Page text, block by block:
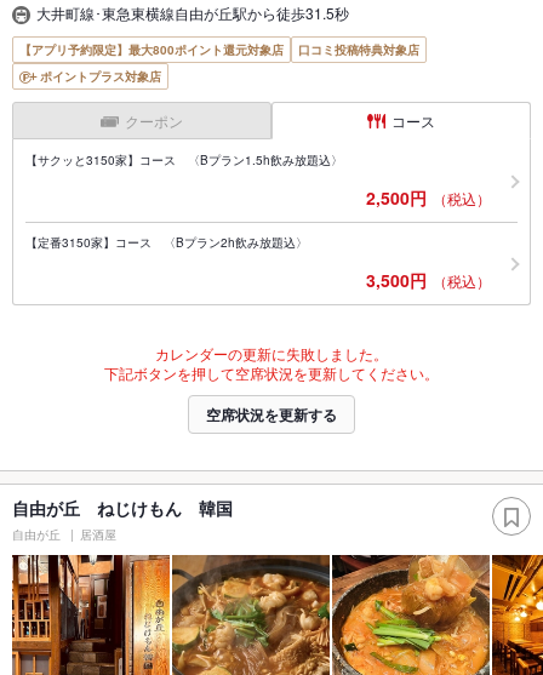
大井町線･東急東横線自由が丘駅から徒歩31.5秒
【アプリ予約限定】最大800ポイント還元対象店
口コミ投稿特典対象店
ポイントプラス対象店
クーポン コース
【サクッと3150家】コース 〈Bプラン1.5h飲み放題込〉
2,500円 （税込）
【定番3150家】コース 〈Bプラン2h飲み放題込〉
3,500円 （税込）
カレンダーの更新に失敗しました。
下記ボタンを押して空席状況を更新してください。
空席状況を更新する
自由が丘 ねじけもん 韓国
自由が丘 居酒屋